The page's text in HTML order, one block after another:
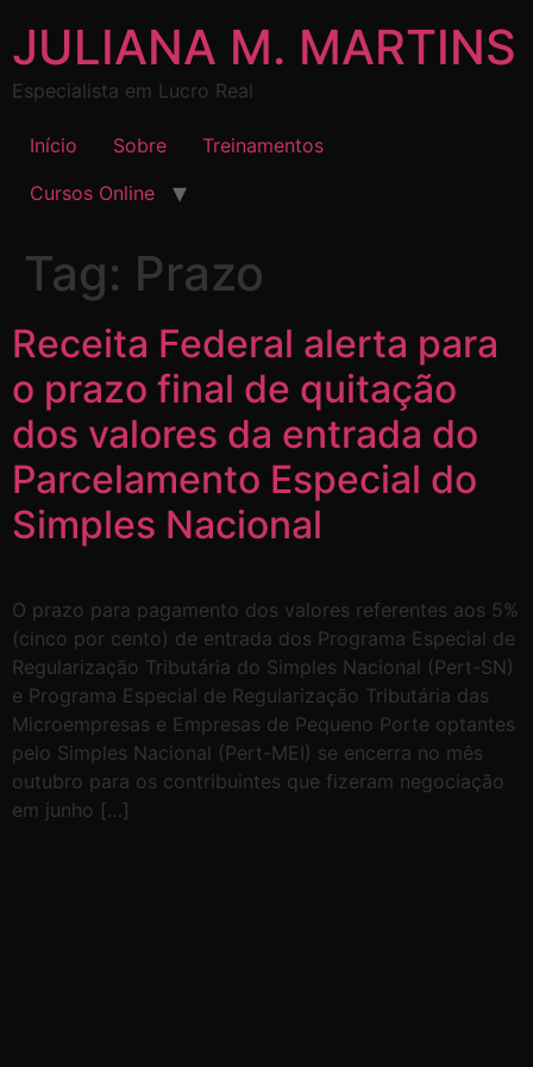
JULIANA M. MARTINS
Especialista em Lucro Real
Início Sobre
Treinamentos
Cursos Online
Tag: Prazo
Receita Federal alerta para
o prazo final de quitação
dos valores da entrada do
Parcelamento Especial do
Simples Nacional
O prazo para pagamento dos valores referentes aos 5%
(cinco por cento) de entrada dos Programa Especial de
Regularização Tributária do Simples Nacional (Pert-SN)
e Programa Especial de Regularização Tributária das
Microempresas e Empresas de Pequeno Porte optantes
pelo Simples Nacional (Pert-MEI) se encerra no mês
outubro para os contribuintes que fizeram negociação
em junho […]